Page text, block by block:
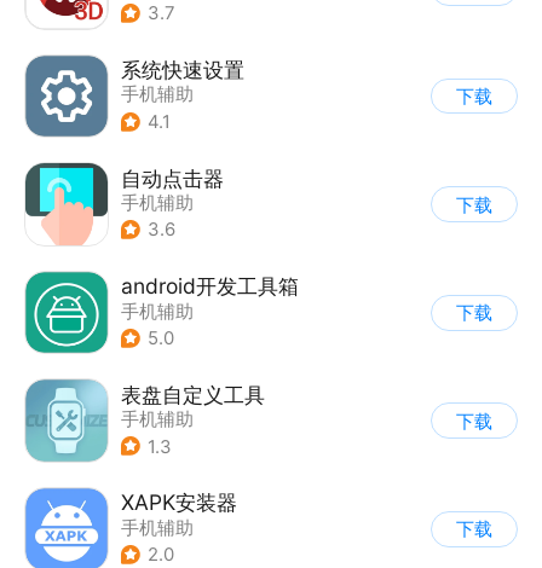
3.7
系统快速设置
手机辅助
4.1
下载
自动点击器
手机辅助
3.6
下载
android开发工具箱
手机辅助
5.0
下载
表盘自定义工具
手机辅助
1.3
下载
XAPK安装器
手机辅助
2.0
下载